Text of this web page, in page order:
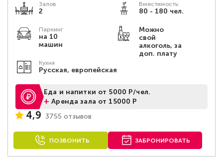
Залов
2
Вместимость:
80 - 180 чел.
Паркинг
на 10
машин
Можно
свой
алкоголь, за
доп. плату
Кухня
Русская, европейская
Еда и напитки от 5000 Р/чел.
+Аренда зала от 15000 Р
4,9 3755 отзывов
ПОЗВОНИТЬ ЗАБРОНИРОВАТЬ